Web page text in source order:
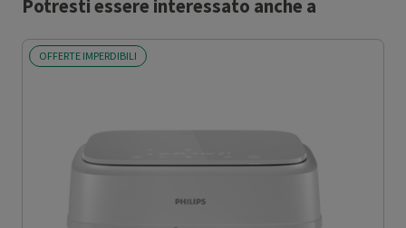
Potresti essere interessato anche a
OFFERTE IMPERDIBILI